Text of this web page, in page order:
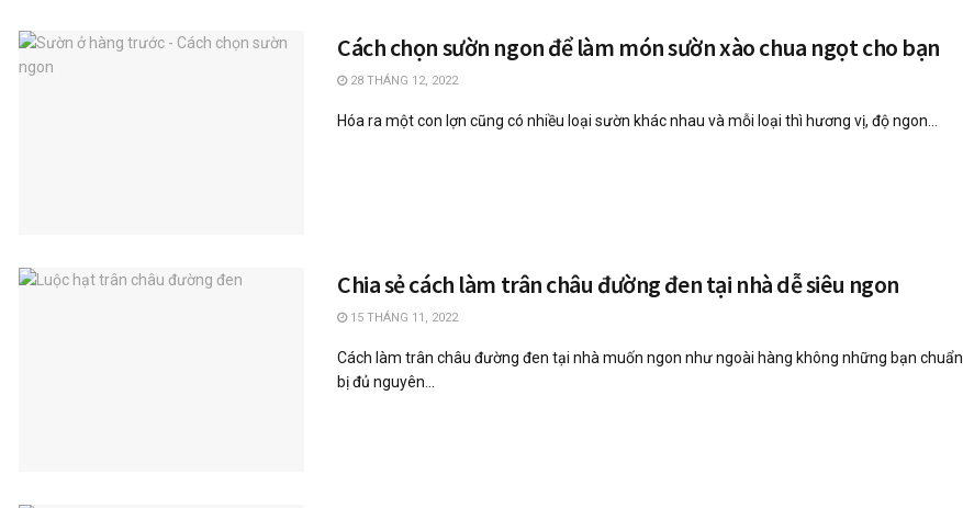
Cách chọn sườn ngon để làm món sườn xào chua ngọt cho bạn
28 THÁNG 12, 2022
Hóa ra một con lợn cũng có nhiều loại sườn khác nhau và mỗi loại thì hương vị, độ ngon...
Chia sẻ cách làm trân châu đường đen tại nhà dễ siêu ngon
15 THÁNG 11, 2022
Cách làm trân châu đường đen tại nhà muốn ngon như ngoài hàng không những bạn chuẩn
bị đủ nguyên...